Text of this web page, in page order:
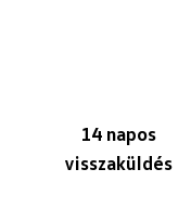
14 napos
visszaküldés